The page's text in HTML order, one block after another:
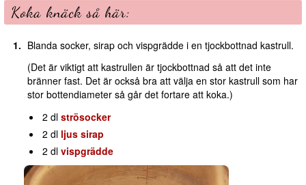
Koka knäck så här:
Blanda socker, sirap och vispgrädde i en tjockbottnad kastrull.
(Det är viktigt att kastrullen är tjockbottnad så att det inte
bränner fast. Det är också bra att välja en stor kastrull som har
stor bottendiameter så går det fortare att koka.)
2 dlströsocker
2 dl ljus sirap
2 dlvispgrädde